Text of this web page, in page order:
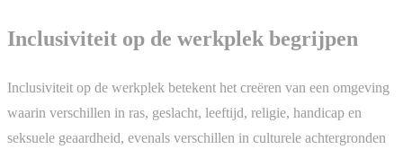
Inclusiviteit op de werkplek begrijpen
Inclusiviteit op de werkplek betekent het creëren van een omgeving
waarin verschillen in ras, geslacht, leeftijd, religie, handicap en
seksuele geaardheid, evenals verschillen in culturele achtergronden